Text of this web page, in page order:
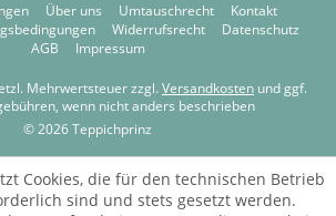
Über uns Umtauschrecht
Kontakt
Widerrufsrecht
Datenschutz
AGB
Impressum
Mehrwertsteuer zzgl. Versandkosten und ggf.
wenn nicht anders beschrieben
© 2026 Teppichprinz
Cookies, die für den technischen Betrieb
sind und stets gesetzt werden.